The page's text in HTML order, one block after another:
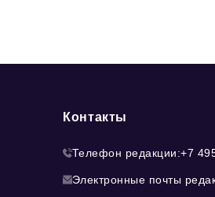
Контакты
Телефон редакции:+7
Электронные почты